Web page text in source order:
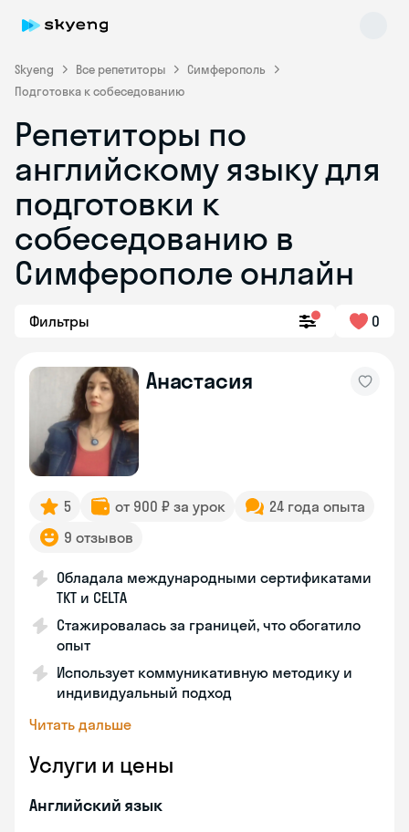
Skyeng Все репетиторы
Симферополь
Подготовка к собеседованию
Репетиторы по
английскому языку для
подготовки к
собеседованию в
Симферополе онлайн
Фильтры 0
Анастасия
5 от 900 ₽ за урок
24 года опыта
9 отзывов
Обладала международными сертификатами
TKT и CELTA
Стажировалась за границей, что обогатило
опыт
Использует коммуникативную методику и
индивидуальный подход
Читать дальше
Услуги и цены
Английский язык
Skyeng Chat